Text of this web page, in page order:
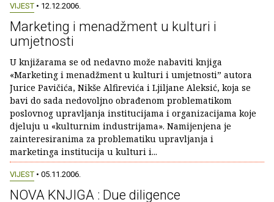
VIJEST • 12.12.2006.
Marketing i menadžment u kulturi i
umjetnosti
U knjižarama se od nedavno može nabaviti knjiga
«Marketing i menadžment u kulturi i umjetnosti” autora
Jurice Pavičića, Nikše Alfirevića i Ljiljane Aleksić, koja se
bavi do sada nedovoljno obrađenom problematikom
poslovnog upravljanja institucijama i organizacijama koje
djeluju u «kulturnim industrijama». Namijenjena je
zainteresiranima za problematiku upravljanja i
marketinga institucija u kulturi i...
VIJEST • 05.11.2006.
NOVA KNJIGA : Due diligence